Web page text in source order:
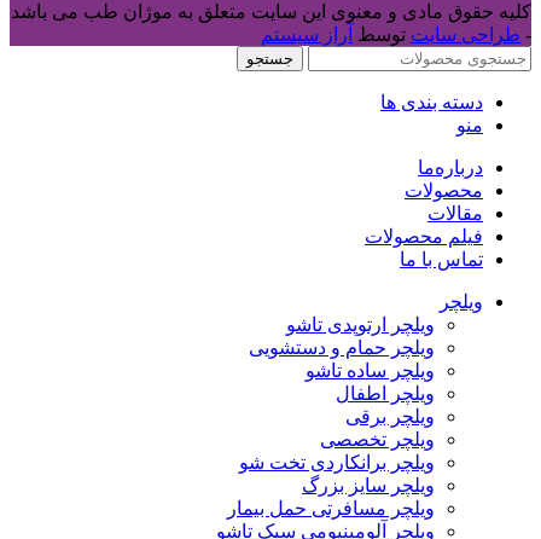
کلیه حقوق مادی و معنوی این سایت متعلق به موژان طب می باشد
- طراحی سایت توسط آراز سیستم
جستجو
دسته بندی ها
منو
درباره‌ما
محصولات
مقالات
فیلم محصولات
تماس با ما
ویلچر
ویلچر ارتوپدی تاشو
ویلچر حمام و دستشویی
ویلچر ساده تاشو
ویلچر اطفال
ویلچر برقی
ویلچر تخصصی
ویلچر برانکاردی تخت شو
ویلچر سایز بزرگ
ویلچر مسافرتی حمل بیمار
ویلچر آلومینیومی سبک تاشو